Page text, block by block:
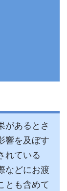
があるとさ
響を及ぼす
れている
などにお渡
とも含めて